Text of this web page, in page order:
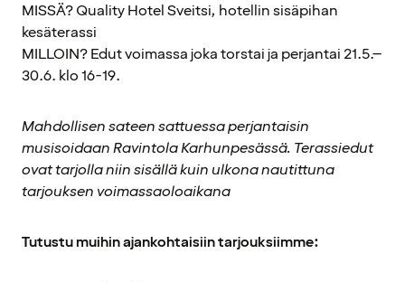
MISSÄ? Quality Hotel Sveitsi, hotellin sisäpihan
kesäterassi
MILLOIN? Edut voimassa joka torstai ja perjantai 21.5.–
30.6. klo 16-19.
Mahdollisen sateen sattuessa perjantaisin
musisoidaan Ravintola Karhunpesässä. Terassiedut
ovat tarjolla niin sisällä kuin ulkona nautittuna
tarjouksen voimassaoloaikana
Tutustu muihin ajankohtaisiin tarjouksiimme: